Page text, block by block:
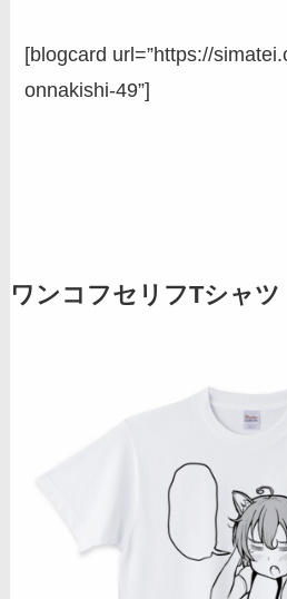
[blogcard url=”https://
onnakishi-49”]
ワンコフセリフTシャツ